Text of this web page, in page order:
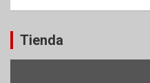
Tienda